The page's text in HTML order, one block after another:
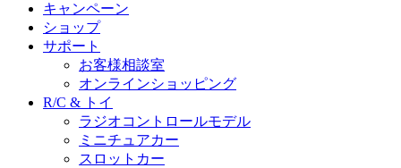
キャンペーン
ショップ
サポート
お客様相談室
オンラインショッピング
R/C & トイ
ラジオコントロールモデル
ミニチュアカー
スロットカー